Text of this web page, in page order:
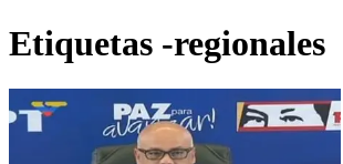
Etiquetas -regionales